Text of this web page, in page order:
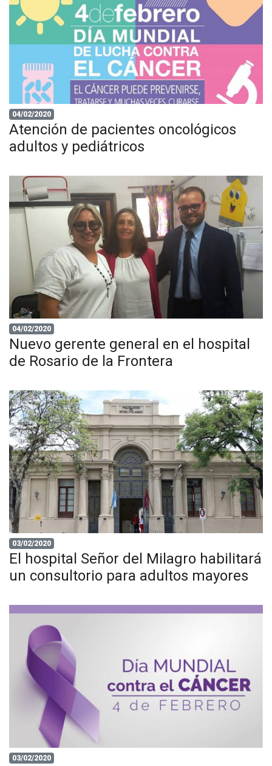
04/02/2020
Atención de pacientes oncológicos
adultos y pediátricos
04/02/2020
Nuevo gerente general en el hospital
de Rosario de la Frontera
03/02/2020
El hospital Señor del Milagro habilitará
un consultorio para adultos mayores
03/02/2020